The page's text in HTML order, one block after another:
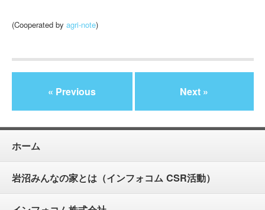
(Cooperated by agri-note)
« Previous Next »
ホーム
岩沼みんなの家とは（インフォコム CSR活動）